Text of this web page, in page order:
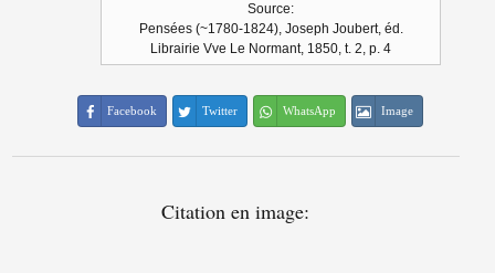
Source:
Pensées (~1780-1824), Joseph Joubert, éd.
Librairie Vve Le Normant, 1850, t. 2, p. 4
Facebook Twitter WhatsApp Image
Citation en image: